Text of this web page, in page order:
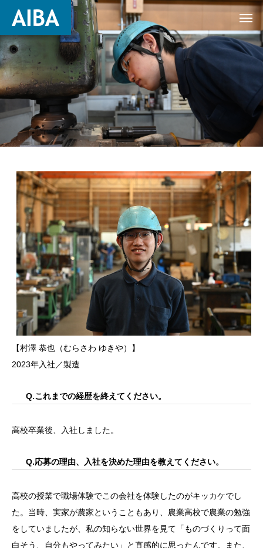
【村澤 恭也（むらさわ ゆきや）】
2023年入社／製造
Q.これまでの経歴を終えてください。
高校卒業後、入社しました。
Q.応募の理由、入社を決めた理由を教えてください。
高校の授業で職場体験でこの会社を体験したのがキッカケでし
た。当時、実家が農家ということもあり、農業高校で農業の勉強
をしていましたが、私の知らない世界を見て「ものづくりって面
白そう、自分もやってみたい」と直感的に思ったんです。また、